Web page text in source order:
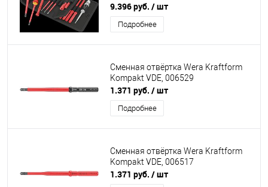
9.396 руб. / шт
Подробнее
Сменная отвёртка Wera Kraftform
Kompakt VDE, 006529
1.371 руб. / шт
Подробнее
Сменная отвёртка Wera Kraftform
Kompakt VDE, 006517
1.371 руб. / шт